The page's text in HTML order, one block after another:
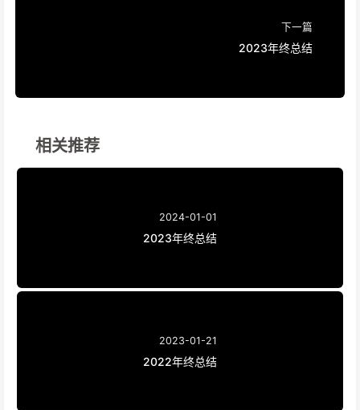
下一篇
2023年终总结
相关推荐
2024-01-01
2023年终总结
2023-01-21
2022年终总结